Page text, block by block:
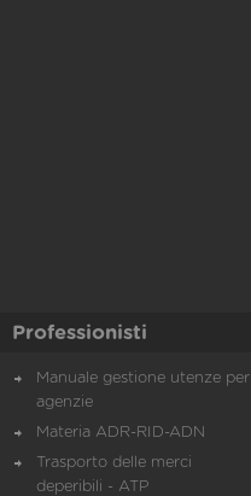
Professionisti
Manuale gestione utenze per
agenzie
Materia ADR-RID-ADN
Trasporto delle merci
deperibili - ATP